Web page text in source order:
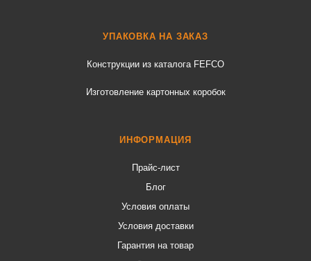
УПАКОВКА НА ЗАКАЗ
Конструкции из каталога FEFCO
Изготовление картонных коробок
ИНФОРМАЦИЯ
Прайс-лист
Блог
Условия оплаты
Условия доставки
Гарантия на товар